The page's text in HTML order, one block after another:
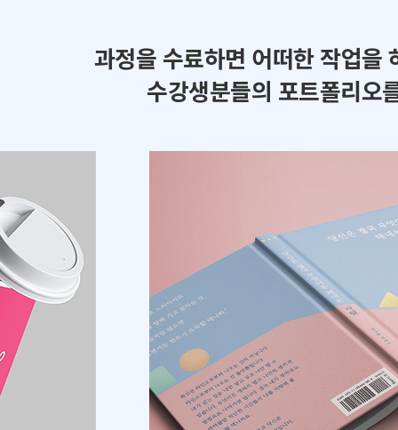
과정을 수료하면 어떠한 작업을
수강생분들의 포트폴리오